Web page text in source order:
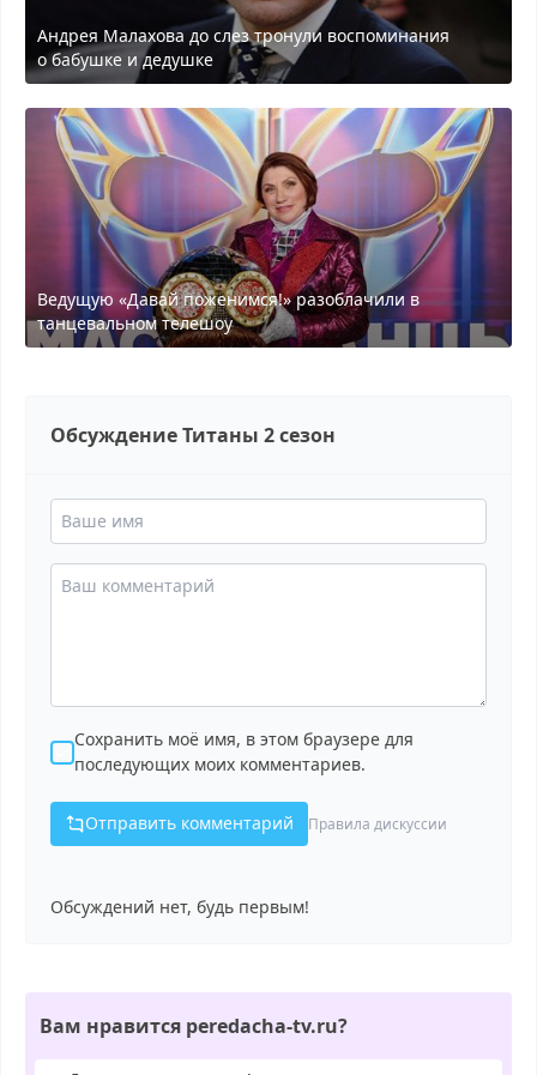
Андрея Малахова до слез тронули воспоминания
о бабушке и дедушке
Ведущую «Давай поженимся!» разоблачили в
танцевальном телешоу
Обсуждение Титаны 2 сезон
Сохранить моё имя, в этом браузере для
последующих моих комментариев.
Отправить комментарий Правила дискуссии
Обсуждений нет, будь первым!
Вам нравится peredacha-tv.ru?